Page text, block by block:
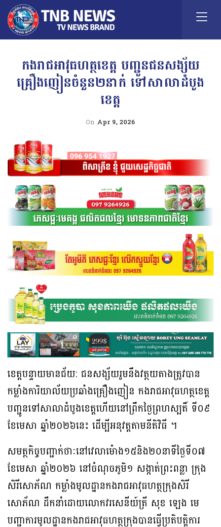
កងរាជឣាវុធហត្ថខេត្ត បញ្ជូនជនសង្ស័យ
គ្រឿងញៀនចំនួន២នាក់ ទៅសាលាដំបូង
ខេត្ត
On Apr 9, 2026
ខេត្តបន្ទាយមានជ័យ: ជនសង្ស័យរួមនឹងវត្ថយតាងត្រូវបាន
កម្លាំងការិយាល័យប្រឆាំងគ្រឿងញៀន កងរាជអាវុធហត្ថខេត្ត
បញ្ជូនទៅសាលាដំបូងខេត្តហើយនៅព្រឹកថ្ងៃព្រហស្បតិ៍ ទី០៩
ខែមេសា ឆ្នាំ២០២៦នេះ ដើម្បីអនុវត្តតាមនីតិវិធី ។
សមត្ថកិច្ចបញ្ជាក់ថាៈនៅវេលាម៉ោង១៥និង២០នាទីថ្ងៃទី០៧
ខែមេសា ឆ្នាំ២០២៦ នៅចំណុចភូមិ១ សង្កាត់ព្រះពន្លា ក្រុង
សិរីសោភ័ណ កម្លាំងមូលដ្ឋានកងរាជអាវុធហត្ថក្រុងសិរី
សោភ័ណ ដឹកនាំដោយលោកវរសេនីយ៍ត្រី សុខ ឡេង មេ
បញ្ជាការមូលដ្ឋានកងរាជអាវុធហត្ថក្រុងបានធ្វើប្រតិបត្តិការ